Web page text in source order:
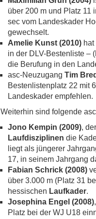
über 200 m und Platz 11
sec vom Landeskader
gewechselt.
Amelie Kunst (2010)hat
in der DLV-Bestenliste –
die Berufung in den
asc-Neuzugang Tim
Bestenlistenplatz 22 mit
Landeskader empfehlen.
Weiterhin sind folgende
Jono Kempin (2009),
Laufdisziplinen die
liegt als jüngerer
17, in seinem Jahrgang
Fabian Schrick (2008)
über 3.000 m (Platz 31
hessischen Laufkader.
Josephina Engel (2008)
Platz bei der WJ U18